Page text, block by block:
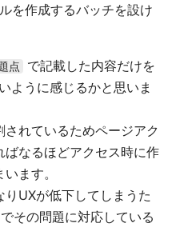
を作成するバッチを設け
点
で記載した内容だけを
ように感じるかと思いま
れているためページアク
なるほどアクセス時に作
ます。
UXが低下してしまうた
その問題に対応している